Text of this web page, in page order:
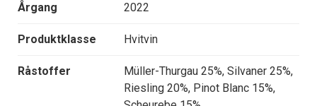
Årgang 2022
Produktklasse Hvitvin
Råstoffer
Müller-Thurgau 25%, Silvaner 25%,
Riesling 20%, Pinot Blanc 15%,